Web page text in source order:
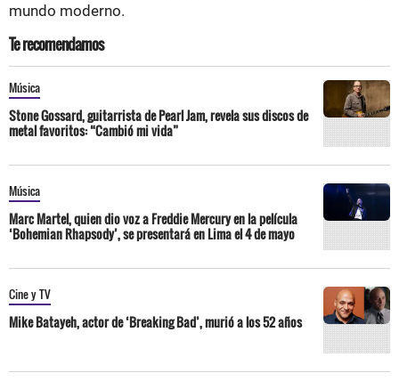
mundo moderno.
Te recomendamos
Música
Stone Gossard, guitarrista de Pearl Jam, revela sus discos de
metal favoritos: “Cambió mi vida”
Música
Marc Martel, quien dio voz a Freddie Mercury en la película
‘Bohemian Rhapsody’, se presentará en Lima el 4 de mayo
Cine y TV
Mike Batayeh, actor de ‘Breaking Bad’, murió a los 52 años